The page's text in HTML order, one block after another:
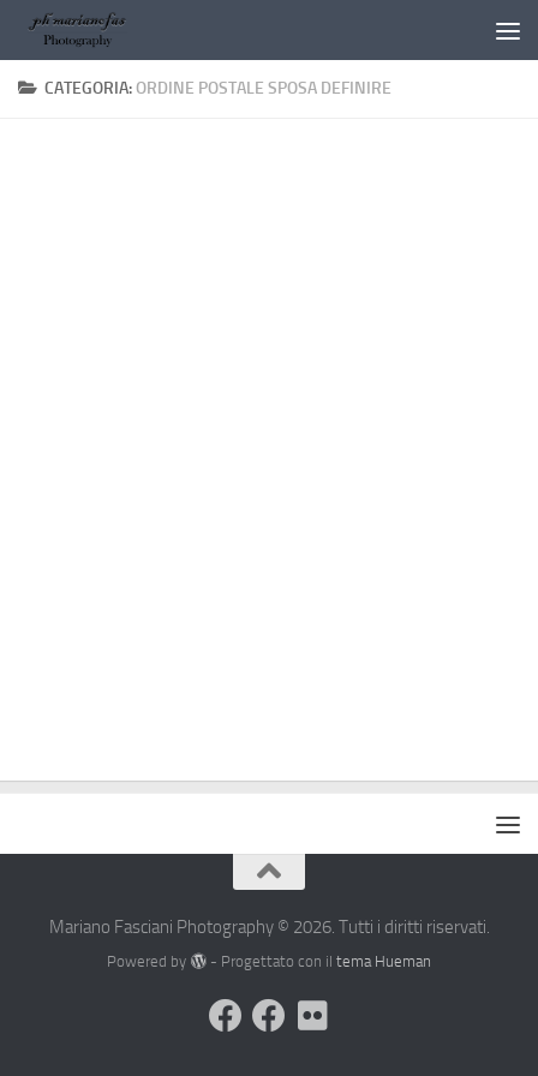
Salta al contenuto
CATEGORIA:ORDINE POSTALE SPOSA DEFINIRE
Mariano Fasciani Photography © 2026. Tutti i diritti riservati.
Powered by - Progettato con il tema Hueman